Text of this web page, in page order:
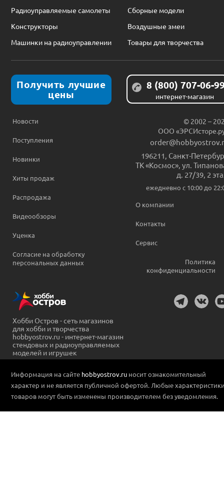
Радиоуправляемые самолеты
Сборные модели
Конструкторы
Воздушные змеи
Машинки на радиоуправлении
Товары для творчества
Получить лучшие
цены
8 (800) 707-06-
интернет-магазин
Новости
Поступления
Новинки
Хиты продаж
Распродажа
Видеообзоры
Уценка
Согласие на обработку
персональных данных
© 2002 –
ООО
196211 Санкт-
ТК «Космос», ул.
д. 27/39, 2
ежедневно c 10:00 до
О компании
Контакты
Сервис
Политика
конфиденциальности
Хобби Остров - сеть магазинов
для хобби и творчества
hobbyostrov.ru - интернет-магазин
стендовых и радиоуправляемых
моделей и игрушек
Информация на сайте hobbyostrov.ru носит ознакомительный
характер и не является публичной офертой. Любые
товаров могут быть изменены производителем без уведомления.